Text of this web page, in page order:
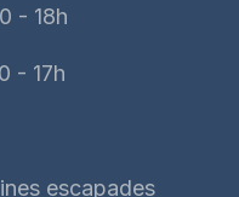
- 18h
- 17h
escapades